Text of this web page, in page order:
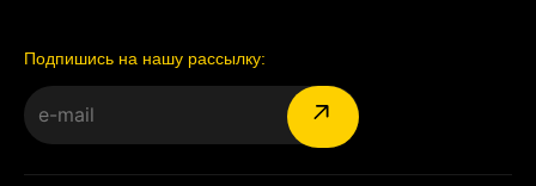
Подпишись на нашу рассылку: